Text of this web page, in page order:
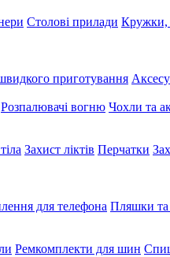
Столові прилади Кружки,
приготування
Розпалювачі вогню Чохли та
Захист ліктів Перчатки
для телефона Пляшки та
Ремкомплекти для шин